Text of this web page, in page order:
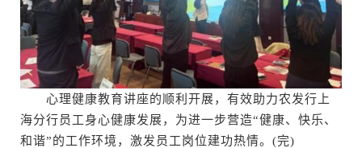
心理健康教育讲座的顺利开展，有效助力农发行上
海分行员工身心健康发展，为进一步营造“健康、快乐、
和谐”的工作环境，激发员工岗位建功热情。(完)